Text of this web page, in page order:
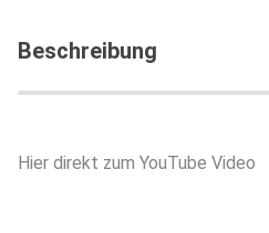
Beschreibung
Hier direkt zum YouTube Video